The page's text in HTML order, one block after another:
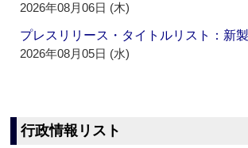
2026年08月06日 (木)
プレスリリース・タイトルリスト：新
2026年08月05日 (水)
行政情報リスト